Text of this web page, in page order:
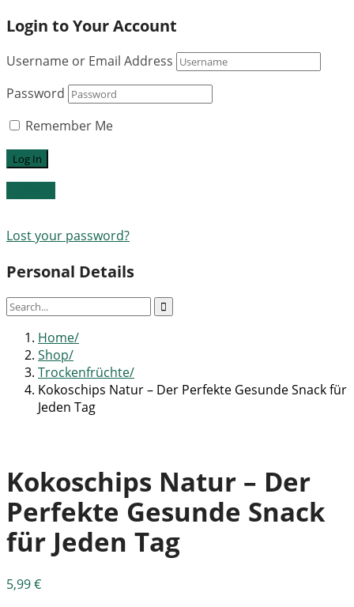
Login to Your Account
Username or Email Address
Password
Remember Me
Lost your password?
Personal Details
Home
Shop
Trockenfrüchte
Kokoschips Natur – Der Perfekte Gesunde Snack für
Jeden Tag
Kokoschips Natur – Der
Perfekte Gesunde Snack
für Jeden Tag
5,99€